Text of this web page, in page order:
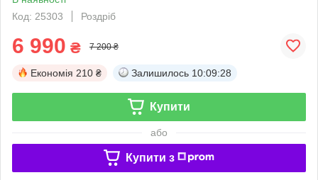
Код: 25303
Роздріб
6 990 ₴ 7 200 ₴
Економія 210 ₴ Залишилось 10:09:28
Купити
або
Купити з